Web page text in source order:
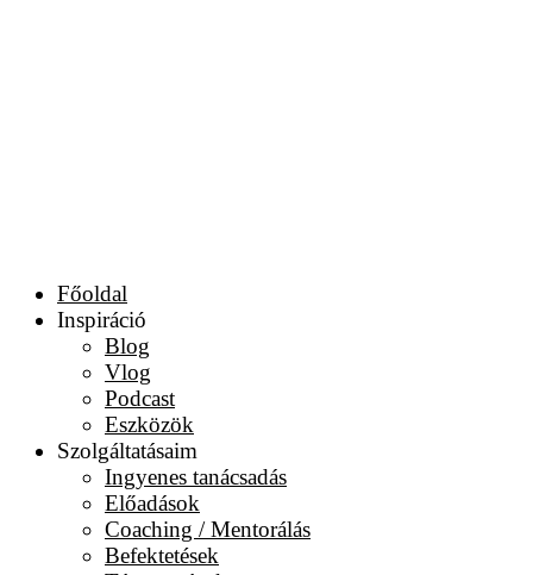
Főoldal
Inspiráció
Blog
Vlog
Podcast
Eszközök
Szolgáltatásaim
Ingyenes tanácsadás
Előadások
Coaching / Mentorálás
Befektetések